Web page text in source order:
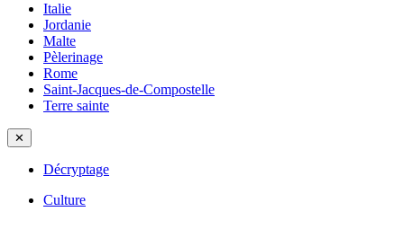
Italie
Jordanie
Malte
Pèlerinage
Rome
Saint-Jacques-de-Compostelle
Terre sainte
✕
Décryptage
Culture